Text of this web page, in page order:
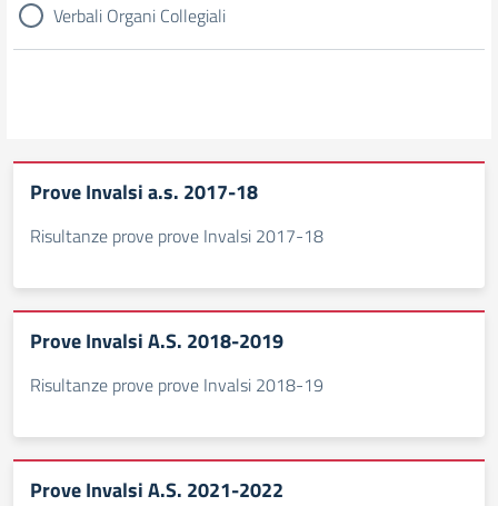
Verbali Organi Collegiali
Prove Invalsi a.s. 2017-18
Risultanze prove prove Invalsi 2017-18
Prove Invalsi A.S. 2018-2019
Risultanze prove prove Invalsi 2018-19
Prove Invalsi A.S. 2021-2022